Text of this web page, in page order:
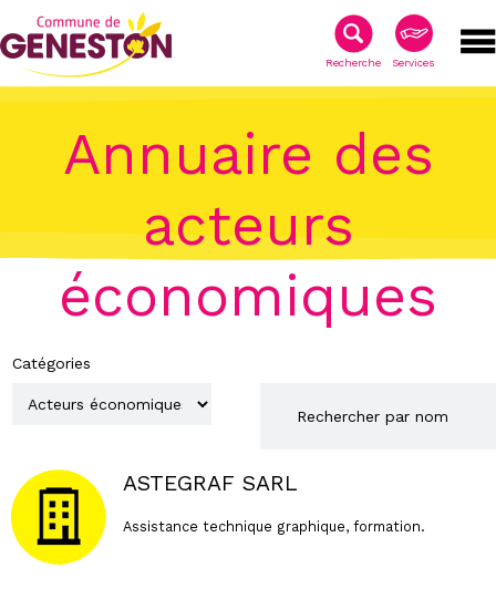
Recherche Services
Annuaire des
acteurs
économiques
Catégories
ASTEGRAF SARL
Assistance technique graphique, formation.